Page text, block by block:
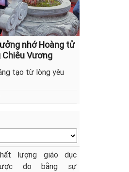
nhớ Hoàng tử
Chiêu Vương
tạo từ lòng yêu
lượng giáo dục
đo bằng sự